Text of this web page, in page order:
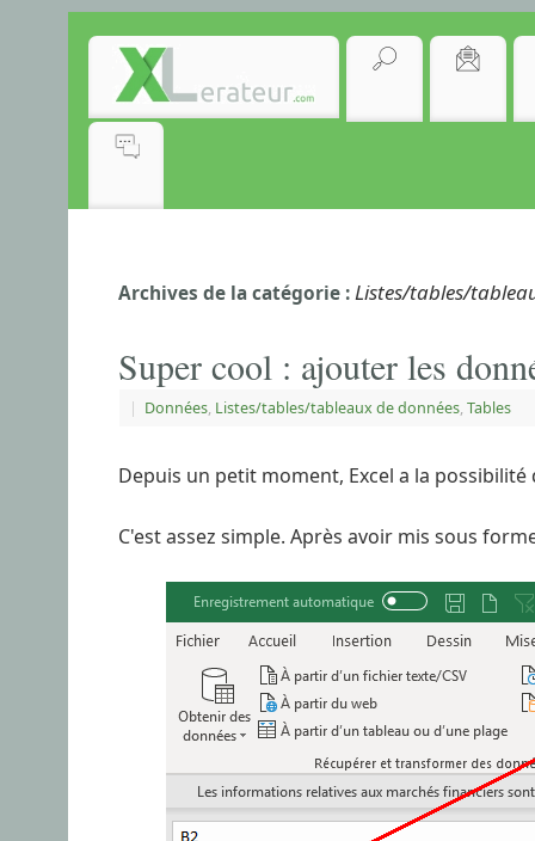
Archives de la catégorie : Listes/tables/
Super cool : ajouter les
| Données, Listes/tables/tableaux de données, Tables
Depuis un petit moment, Excel a la
C'est assez simple. Après avoir mis sous